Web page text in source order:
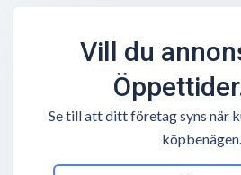
Vill du
Se till att ditt företag syns när
köpbenägen.